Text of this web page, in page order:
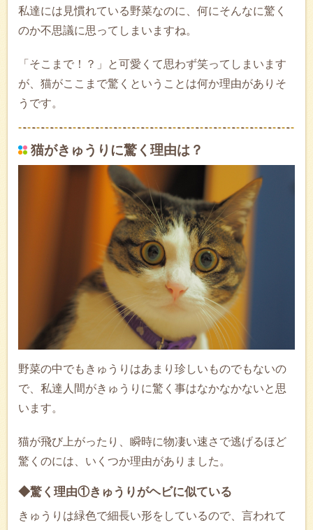
私達には見慣れている野菜なのに、何にそんなに驚く
のか不思議に思ってしまいますね。
「そこまで！？」と可愛くて思わず笑ってしまいます
が、猫がここまで驚くということは何か理由がありそ
うです。
猫がきゅうりに驚く理由は？
野菜の中でもきゅうりはあまり珍しいものでもないの
で、私達人間がきゅうりに驚く事はなかなかないと思
います。
猫が飛び上がったり、瞬時に物凄い速さで逃げるほど
驚くのには、いくつか理由がありました。
◆驚く理由①きゅうりがヘビに似ている
きゅうりは緑色で細長い形をしているので、言われて